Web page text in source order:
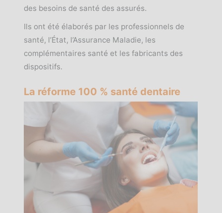
des besoins de santé des assurés.
Ils ont été élaborés par les professionnels de
santé, l’État, l’Assurance Maladie, les
complémentaires santé et les fabricants des
dispositifs.
La réforme 100 % santé dentaire